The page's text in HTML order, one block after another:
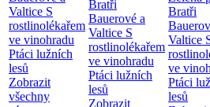
Valtice S
rostlinolékařem
ve vinohradu
Ptáci lužních
lesů
Zobrazit
všechny
Bratři
Bauerové a
Valtice S
rostlinolékařem
ve vinohradu
Ptáci lužních
lesů
Zobrazit
Bratři
Valtice
ve
Ptáci
lesů